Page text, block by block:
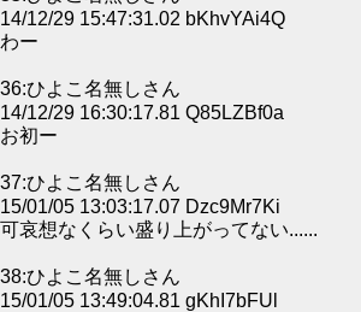
14/12/29 15:47:31.02 bKhvYAi4Q
わー
36:ひよこ名無しさん
14/12/29 16:30:17.81 Q85LZBf0a
お初ー
37:ひよこ名無しさん
15/01/05 13:03:17.07 Dzc9Mr7Ki
可哀想なくらい盛り上がってない......
38:ひよこ名無しさん
15/01/05 13:49:04.81 gKhI7bFUl